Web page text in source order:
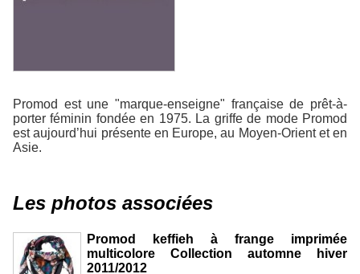
Promod est une "marque-enseigne" française de prêt-à-
porter féminin fondée en 1975. La griffe de mode Promod
est aujourd’hui présente en Europe, au Moyen-Orient et en
Asie.
Les photos associées
Promod keffieh à frange imprimée
multicolore Collection automne hiver
2011/2012